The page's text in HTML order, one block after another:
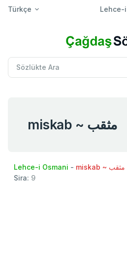
Türkçe Lehce-i
miskab ~ مثقب
Lehce-i Osmani - miskab ~ مثقب
Sira: 9